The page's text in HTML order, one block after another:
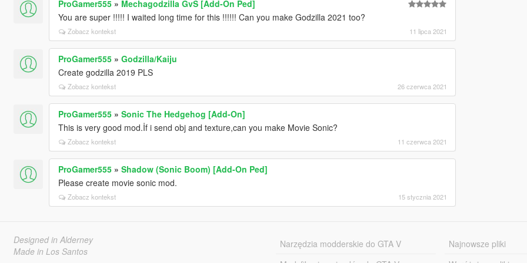
ProGamer555» Mechagodzilla GvS [Add-On Ped]
You are super !!!!! I waited long time for this !!!!!! Can you make Godzilla 2021 too?
Zobacz kontekst 11 lipca 2021
ProGamer555» Godzilla/Kaiju
Create godzilla 2019 PLS
Zobacz kontekst 26 czerwca 2021
ProGamer555» Sonic The Hedgehog [Add-On]
This is very good mod.İf i send obj and texture,can you make Movie Sonic?
Zobacz kontekst 11 czerwca 2021
ProGamer555» Shadow (Sonic Boom) [Add-On Ped]
Please create movie sonic mod.
Zobacz kontekst 15 stycznia 2021
Designed in Alderney
Made in Los Santos
Narzędzia modderskie do GTA V
Najnowsze pliki